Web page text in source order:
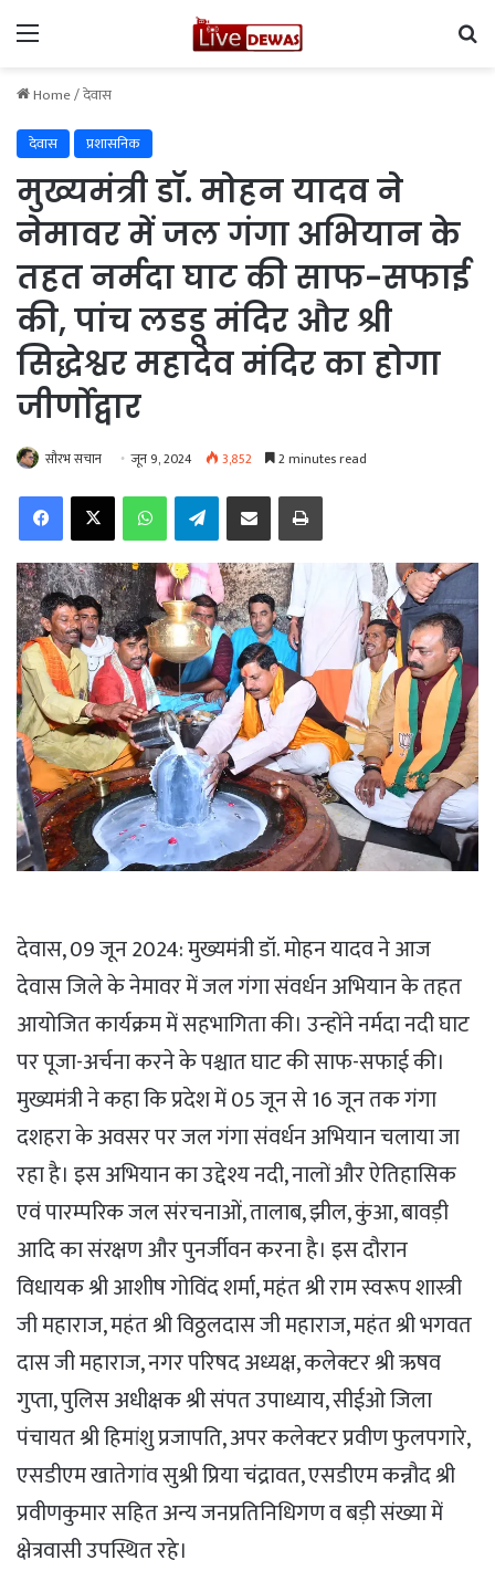
Menu
Home/देवास
देवास
प्रशासनिक
मुख्यमंत्री डॉ. मोहन यादव ने
नेमावर में जल गंगा अभियान के
तहत नर्मदा घाट की साफ-सफाई
की, पांच लडडू मंदिर और श्री
सिद्धेश्वर महादेव मंदिर का होगा
जीर्णोद्वार
सौरभ सचान जून 9, 2024 3,852 2 minutes read
FacebookX WhatsAppTelegramShare via Email Print
देवास, 09 जून 2024: मुख्यमंत्री डॉ. मोहन यादव ने आज
देवास जिले के नेमावर में जल गंगा संवर्धन अभियान के तहत
आयोजित कार्यक्रम में सहभागिता की। उन्होंने नर्मदा नदी घाट
पर पूजा-अर्चना करने के पश्चात घाट की साफ-सफाई की।
मुख्यमंत्री ने कहा कि प्रदेश में 05 जून से 16 जून तक गंगा
दशहरा के अवसर पर जल गंगा संवर्धन अभियान चलाया जा
रहा है। इस अभियान का उद्देश्य नदी, नालों और ऐतिहासिक
एवं पारम्परिक जल संरचनाओं, तालाब, झील, कुंआ, बावड़ी
आदि का संरक्षण और पुनर्जीवन करना है। इस दौरान
विधायक श्री आशीष गोविंद शर्मा, महंत श्री राम स्वरूप शास्त्री
जी महाराज, महंत श्री विठ्ठलदास जी महाराज, महंत श्री भगवत
दास जी महाराज, नगर परिषद अध्यक्ष, कलेक्टर श्री ऋषव
गुप्ता, पुलिस अधीक्षक श्री संपत उपाध्याय, सीईओ जिला
पंचायत श्री हिमांशु प्रजापति, अपर कलेक्टर प्रवीण फुलपगारे,
एसडीएम खातेगांव सुश्री प्रिया चंद्रावत, एसडीएम कन्नौद श्री
प्रवीणकुमार सहित अन्य जनप्रतिनिधिगण व बड़ी संख्या में
क्षेत्रवासी उपस्थित रहे।